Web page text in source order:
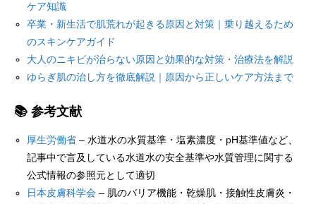
ケア知識
卒業・新生活で肌荒れが起きる原因と対策｜乗り越えるため
のスキンケアガイド
大人のニキビが治らない原因と効果的な対策・治療法を解説
ゆらぎ肌の治し方を徹底解説｜原因から正しいケア方法まで
📚 参考文献
厚生労働省 – 水道水の水質基準・塩素濃度・pH基準値など、
記事中で言及している水道水の安全基準や水質管理に関する
公式情報の参照元として適切
日本皮膚科学会 – 肌のバリア機能・乾燥肌・接触性皮膚炎・